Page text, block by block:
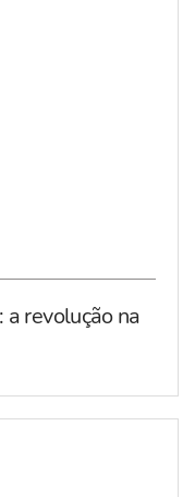
revolução na